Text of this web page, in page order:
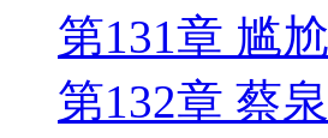
第131章 尴尬
第132章 蔡